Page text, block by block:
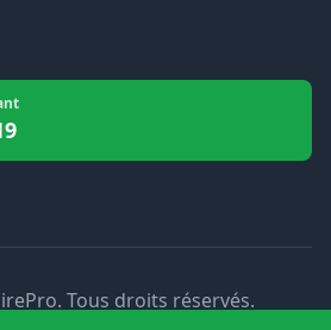
Tous droits réservés.